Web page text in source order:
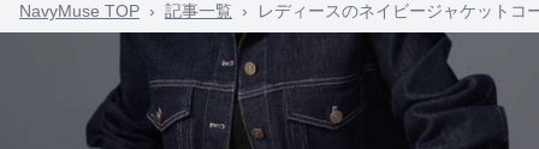
NavyMuse TOP › 記事一覧 › レディースのネイビージャケットコ